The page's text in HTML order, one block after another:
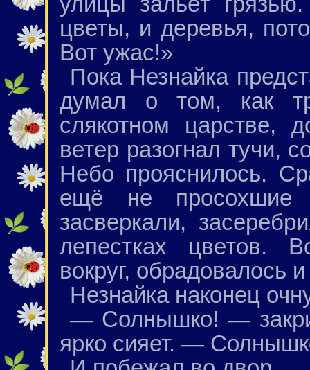
цветы, и деревья,
Вот ужас!»
Пока Незнайка
думал о том, как
слякотном царстве,
ветер разогнал тучи,
Небо прояснилось.
ещё не просохшие
засверкали,
лепестках цветов.
вокруг, обрадовалось
Незнайка наконец
— Солнышко! —
ярко сияет. —